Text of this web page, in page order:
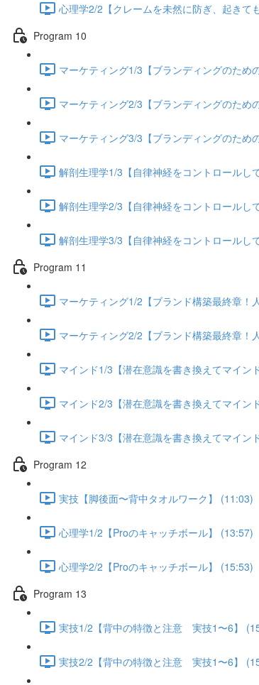
心理学2/2【クレームを未然に防ぎ、起きて
Program 10
マーケティング1/3【ブランディングのた
マーケティング2/3【ブランディングのた
マーケティング3/3【ブランディングのた
解剖生理学1/3【自律神経をコントロールし
解剖生理学2/3【自律神経をコントロールし
解剖生理学3/3【自律神経をコントロールし
Program 11
マーケティング1/2【ブランド構築最終章
マーケティング2/2【ブランド構築最終章
マインド1/3【潜在意識を書き換えてマイン
マインド2/3【潜在意識を書き換えてマイン
マインド3/3【潜在意識を書き換えてマイン
Program 12
実技【脚後面〜背中タオルワーク】 (11:03)
心理学1/2【Proのキャッチボール】 (13:57)
心理学2/2【Proのキャッチボール】 (15:53)
Program 13
実技1/2【背中の特徴と注意 実技1〜6】
実技2/2【背中の特徴と注意 実技1〜6】